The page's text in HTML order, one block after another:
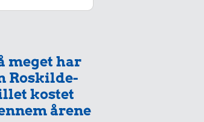
meget har
Roskilde-
kostet
årene